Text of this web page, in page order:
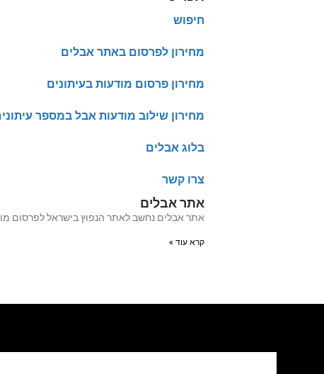
חיפוש
מחירון לפרסום באתר אבלים
מחירון פרסום מודעות בעיתונים
מחירון שילוב מודעות אבל במספר
בלוג אבלים
צרו קשר
אתר אבלים
אתר אבלים נחשב לאתר הנפוץ בישראל לפרסום מודעות אבל מעל 20 שנה האתר עבר
קרא עוד »